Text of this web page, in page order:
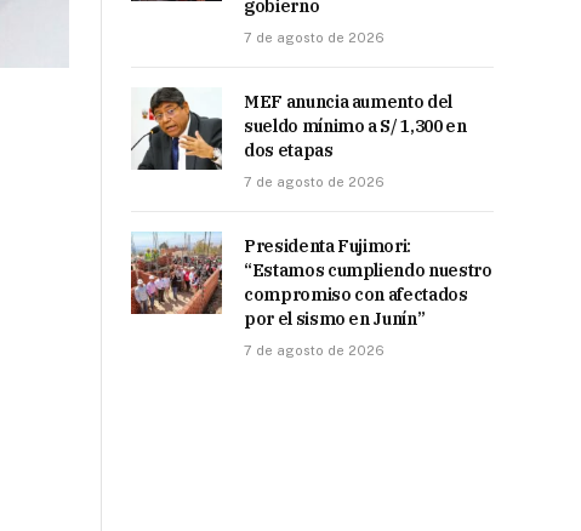
gobierno
7 de agosto de 2026
MEF anuncia aumento del
sueldo mínimo a S/ 1,300 en
dos etapas
7 de agosto de 2026
Presidenta Fujimori:
“Estamos cumpliendo nuestro
compromiso con afectados
por el sismo en Junín”
7 de agosto de 2026